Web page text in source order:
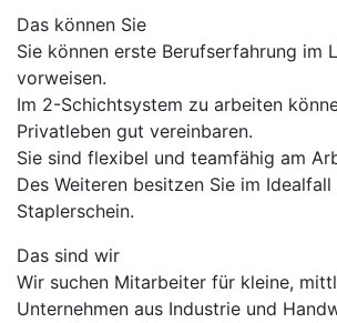
Das können Sie
Sie können erste Berufserfahrung im
vorweisen.
Im 2-Schichtsystem zu arbeiten
Privatleben gut vereinbaren.
Sie sind flexibel und teamfähig am
Des Weiteren besitzen Sie im Idealfall
Staplerschein.
Das sind wir
Wir suchen Mitarbeiter für kleine,
Unternehmen aus Industrie und